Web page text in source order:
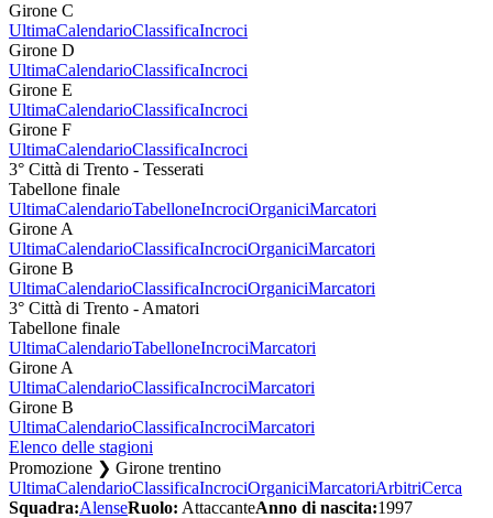
Girone C
UltimaCalendarioClassificaIncroci
Girone D
UltimaCalendarioClassificaIncroci
Girone E
UltimaCalendarioClassificaIncroci
Girone F
UltimaCalendarioClassificaIncroci
3° Città di Trento - Tesserati
Tabellone finale
UltimaCalendarioTabelloneIncrociOrganiciMarcatori
Girone A
UltimaCalendarioClassificaIncrociOrganiciMarcatori
Girone B
UltimaCalendarioClassificaIncrociOrganiciMarcatori
3° Città di Trento - Amatori
Tabellone finale
UltimaCalendarioTabelloneIncrociMarcatori
Girone A
UltimaCalendarioClassificaIncrociMarcatori
Girone B
UltimaCalendarioClassificaIncrociMarcatori
Elenco delle stagioni
Promozione ❯ Girone trentino
UltimaCalendarioClassificaIncrociOrganiciMarcatoriArbitriCerca
Squadra:AlenseRuolo: AttaccanteAnno di nascita:1997